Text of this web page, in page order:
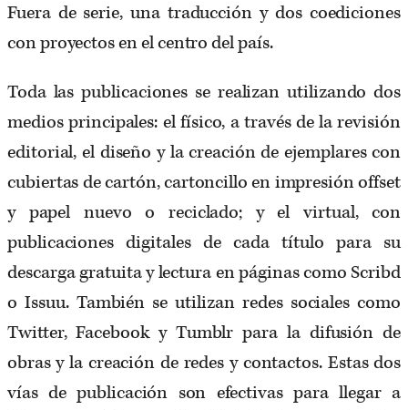
Fuera de serie, una traducción y dos coediciones
con proyectos en el centro del país.
Toda las publicaciones se realizan utilizando dos
medios principales: el físico, a través de la revisión
editorial, el diseño y la creación de ejemplares con
cubiertas de cartón, cartoncillo en impresión offset
y papel nuevo o reciclado; y el virtual, con
publicaciones digitales de cada título para su
descarga gratuita y lectura en páginas como Scribd
o Issuu. También se utilizan redes sociales como
Twitter, Facebook y Tumblr para la difusión de
obras y la creación de redes y contactos. Estas dos
vías de publicación son efectivas para llegar a